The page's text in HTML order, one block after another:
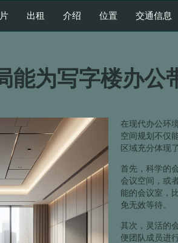
出租 介绍 位置 交通信息
能为写字楼办公
在现代办公环
空间规划不仅
区域充分体现
首先，科学的
会议空间，或
能的会议室，
免无效等待。
其次，灵活的
便团队成员进